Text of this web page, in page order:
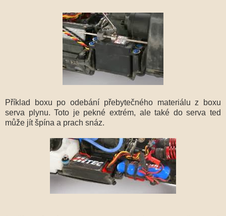
Příklad boxu po odebání přebytečného materiálu z boxu
serva plynu. Toto je pekné extrém, ale také do serva ted
může jít špína a prach snáz.